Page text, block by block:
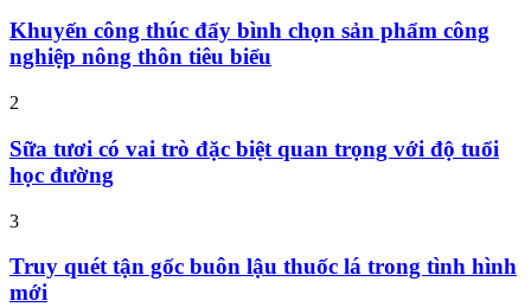
Khuyến công thúc đẩy bình chọn sản phẩm công
nghiệp nông thôn tiêu biểu
2
Sữa tươi có vai trò đặc biệt quan trọng với độ tuổi
học đường
3
Truy quét tận gốc buôn lậu thuốc lá trong tình hình
mới